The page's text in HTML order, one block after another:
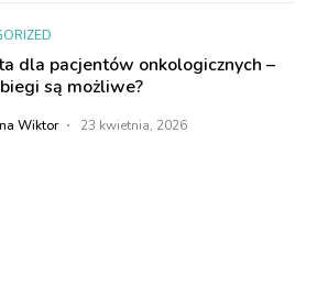
dla pacjentów onkologicznych –
są możliwe?
Wiktor 23 kwietnia, 2026